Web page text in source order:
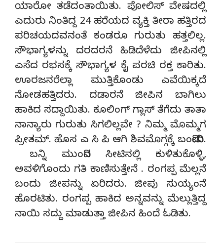
ಯಾರೋ ತಡೆದಂತಾಯಿತು. ಪೋಲಿಸ್ ವೇಷದಲ್ಲಿ
ಎದುರು ನಿಂತಿದ್ದ 24 ಹರೆಯದ ವ್ಯಕ್ತಿ ತೀರಾ ಹತ್ತಿರದ
ಪರಿಚಯದವನಂತೆ ಕಂಡರೂ ಗುರುತು ಹತ್ತಲಿಲ್ಲ.
ಸೌಭಾಗ್ಯಳನ್ನು ದರದರನೆ ಹಿಡಿದೆಳೆದು ಜೀಪಿನಲ್ಲಿ
ಎಸೆದ ರಭಸಕ್ಕೆ ಸೌಭಾಗ್ಯಳ ಕೈ ಪರಚಿ ರಕ್ತ ಕಾರಿತು.
ಊರಜನರೆಲ್ಲಾ ಮುತ್ತಿಕೊಂಡು ಎವೆಯಿಕ್ಕದೆ
ನೋಡಹತ್ತಿದರು. ದಡಾರನೆ ಜೀಪಿನ ಬಾಗಿಲು
ಹಾಕಿದ ಸದ್ದಾಯಿತು. ಕೂಲಿಂಗ್ ಗ್ಲಾಸ್ ತೆಗೆದು ತಾತಾ
ನಾನ್ಯಾರು ಗುರುತು ಸಿಗಲಿಲ್ಲವೇ ? ನಿಮ್ಮ ಮೊಮ್ಮಗ
ಪ್ರೀತಮ್. ಹೊಸ ಎ ಸಿ ಪಿ ಆಗಿ ಶಿವಮೊಗ್ಗಕ್ಕೆ ಬಂದೀದಿನಿ.
ಬನ್ನಿ ಮುಂದಿನ ಸೀಟಿನಲ್ಲಿ ಕುಳಿತುಕೊಳ್ಳಿ,
ಅವಳಿಗೊಂದು ಗತಿ ಕಾಣಿಸುತ್ತೇನೆ . ರಂಗಪ್ಪ ಮೆಲ್ಲನೆ
ಬಂದು ಜೀಪನ್ನು ಏರಿದರು. ಜೀಪು ಸುಯ್ಯಂನೆ
ಹೊರಟಿತು. ರಂಗಪ್ಪ ಹಾಕಿದ ಅನ್ನವನ್ನು ಮೆಲ್ಲುತ್ತಿದ್ದ
ನಾಯಿ ಸದ್ದು ಮಾಡುತ್ತಾ ಜೀಪಿನ ಹಿಂದೆ ಓಡಿತು.